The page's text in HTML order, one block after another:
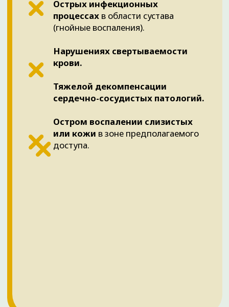
Обращаясь в Ортоклинику, вы выбираете
экспертный подход к восстановлению вашего
здоровья.
ЧТО ВЫ ПОЛУЧИТЕ